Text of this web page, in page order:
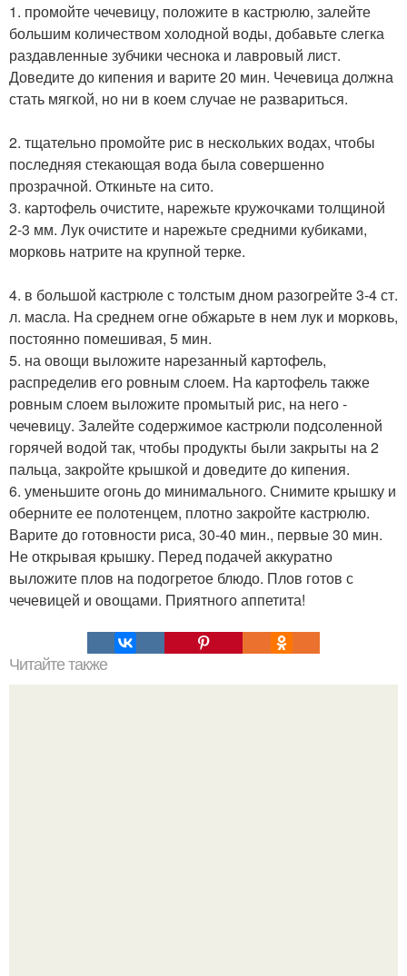
1. промойте чечевицу, положите в кастрюлю, залейте
большим количеством холодной воды, добавьте слегка
раздавленные зубчики чеснока и лавровый лист.
Доведите до кипения и варите 20 мин. Чечевица должна
стать мягкой, но ни в коем случае не развариться.
2. тщательно промойте рис в нескольких водах, чтобы
последняя стекающая вода была совершенно
прозрачной. Откиньте на сито.
3. картофель очистите, нарежьте кружочками толщиной
2-3 мм. Лук очистите и нарежьте средними кубиками,
морковь натрите на крупной терке.
4. в большой кастрюле с толстым дном разогрейте 3-4 ст.
л. масла. На среднем огне обжарьте в нем лук и морковь,
постоянно помешивая, 5 мин.
5. на овощи выложите нарезанный картофель,
распределив его ровным слоем. На картофель также
ровным слоем выложите промытый рис, на него -
чечевицу. Залейте содержимое кастрюли подсоленной
горячей водой так, чтобы продукты были закрыты на 2
пальца, закройте крышкой и доведите до кипения.
6. уменьшите огонь до минимального. Снимите крышку и
оберните ее полотенцем, плотно закройте кастрюлю.
Варите до готовности риса, 30-40 мин., первые 30 мин.
Не открывая крышку. Перед подачей аккуратно
выложите плов на подогретое блюдо. Плов готов с
чечевицей и овощами. Приятного аппетита!
Читайте также